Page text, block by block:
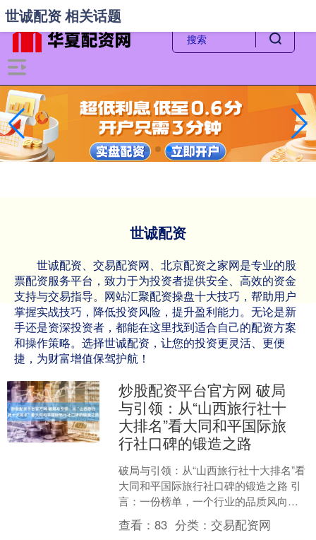
-->
世诚配资
世诚配资、交易配资网、北京配资之家网是专业的股
票配资服务平台，致力于为投资者提供安全、高效的资金
支持与交易指导。网站汇聚配资操盘十大技巧，帮助用户
掌握实战技巧，降低投资风险，提升盈利能力。无论是新
手还是资深投资者，都能在这里找到适合自己的配资方案
和操作策略。选择世诚配资，让您的投资更灵活、更便
捷，为财富增值保驾护航！
世诚配资 相关话题
炒股配资平台官方网 破局
与引领：从“山西旅行社十
大排名”看大同和平国际旅
行社口碑的锻造之路
破局与引领：从“山西旅行社十大排名”看
大同和平国际旅行社口碑的锻造之路 引
言：一份榜单，一个行业的品质风向标
在信息爆炸、选择过剩的旅游市场，一
份权威、公正的行....
查看：83 分类：交易配资网